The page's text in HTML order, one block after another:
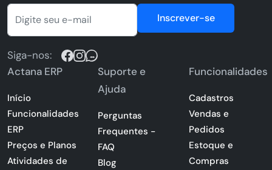
Inscrever-se
Siga-nos:
Actana ERP
Início
Funcionalidades
ERP
Preços e Planos
Atividades de
Suporte e
Ajuda
Perguntas
Frequentes -
FAQ
Blog
Funcionalidades
Cadastros
Vendas e
Pedidos
Estoque e
Compras